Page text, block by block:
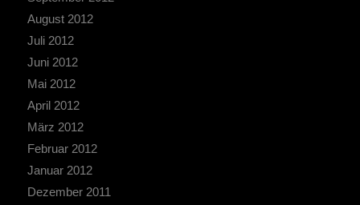
August 2012
Juli 2012
Juni 2012
Mai 2012
April 2012
März 2012
Februar 2012
Januar 2012
Dezember 2011